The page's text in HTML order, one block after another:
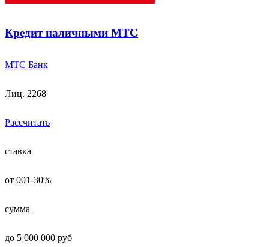
Кредит наличными МТС
МТС Банк
Лиц. 2268
Рассчитать
ставка
от 001-30%
сумма
до 5 000 000 руб